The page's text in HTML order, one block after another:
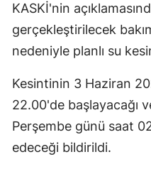
KASKİ'nin
gerçekleştirilecek
nedeniyle planlı su
Kesintinin 3 Haziran
22.00'de başlayacağı
Perşembe günü saat
edeceği bildirildi.